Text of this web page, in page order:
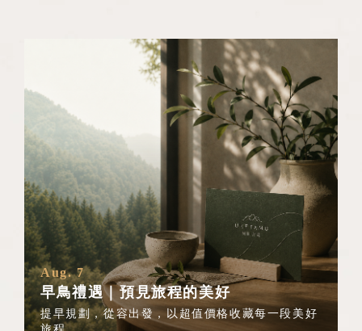
Aug. 7
早鳥禮遇｜預見旅程的美好
提早規劃，從容出發，以超值價格收藏每一段美好